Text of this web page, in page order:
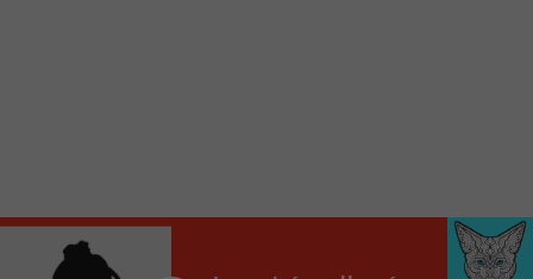
Audio
Player
00:00